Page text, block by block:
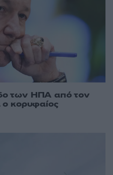
των ΗΠΑ από τον
ο κορυφαίος